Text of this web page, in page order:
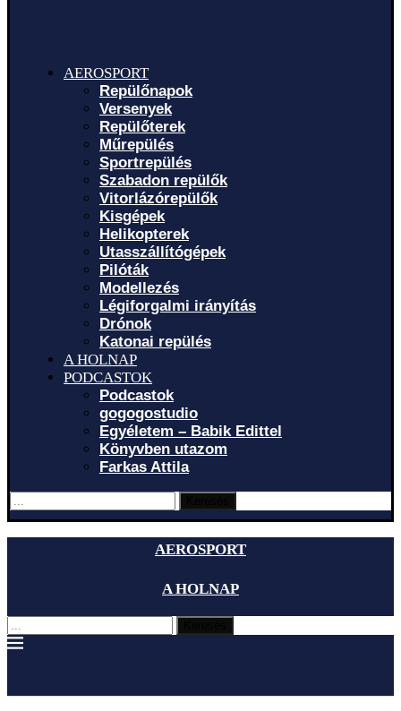
AEROSPORT
Repülőnapok
Versenyek
Repülőterek
Műrepülés
Sportrepülés
Szabadon repülők
Vitorlázórepülők
Kisgépek
Helikopterek
Utasszállítógépek
Pilóták
Modellezés
Légiforgalmi irányítás
Drónok
Katonai repülés
A HOLNAP
PODCASTOK
Podcastok
gogogostudio
Egyéletem – Babik Edittel
Könyvben utazom
Farkas Attila
AEROSPORT
A HOLNAP